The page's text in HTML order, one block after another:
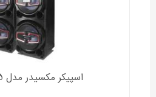
اسپیکر مکسیدر مدل AL-252 LP5